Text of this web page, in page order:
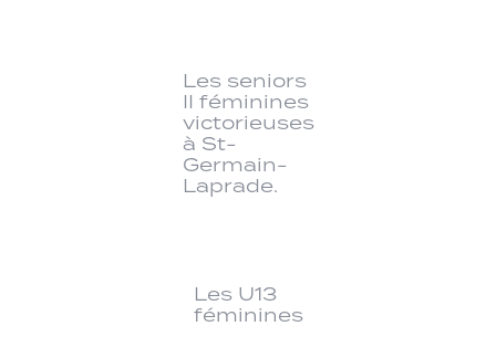
Les seniors
II féminines
victorieuses
à St-
Germain-
Laprade.
Les U13
féminines